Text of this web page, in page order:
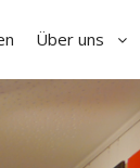
Über uns